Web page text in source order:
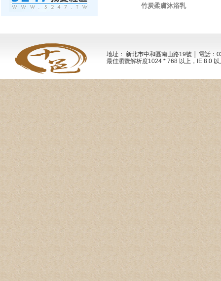
竹炭柔膚沐浴乳
地址： 新北市中和區南山路19號 │ 電話：
最佳瀏覽解析度1024 * 768 以上，IE 8.0